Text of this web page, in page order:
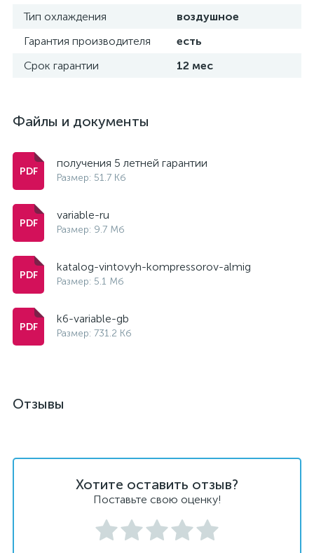
Тип охлаждения
воздушное
Гарантия производителя
есть
Срок гарантии
12 мес
Файлы и документы
получения 5 летней гарантии
Размер: 51.7 Кб
variable-ru
Размер: 9.7 Мб
katalog-vintovyh-kompressorov-almig
Размер: 5.1 Мб
k6-variable-gb
Размер: 731.2 Кб
Отзывы
Хотите оставить отзыв?
Поставьте свою оценку!